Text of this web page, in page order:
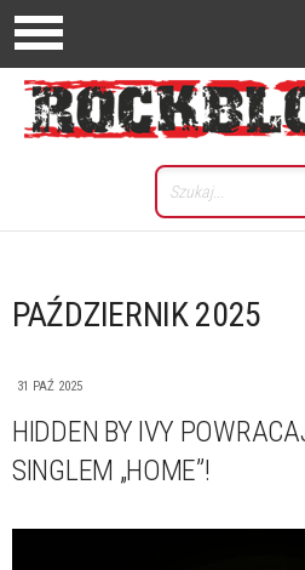
PAŹDZIERNIK 2025
31 PAŹ 2025
HIDDEN BY IVY
SINGLEM „HOME”!